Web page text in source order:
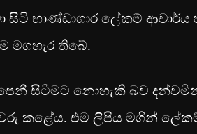
සිටි භාණ්ඩාගාර ලේකම්
මගහැර තිබේ.
පෙනී සිටීමට නොහැකි බව
කළේය. එම ලිපිය මගින්